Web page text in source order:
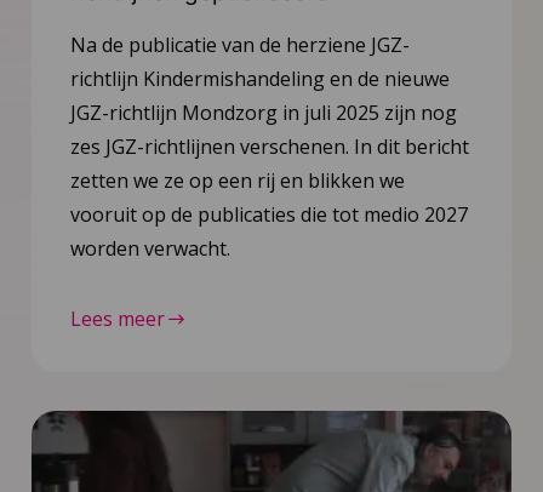
Na de publicatie van de herziene JGZ-
richtlijn Kindermishandeling en de nieuwe
JGZ-richtlijn Mondzorg in juli 2025 zijn nog
zes JGZ-richtlijnen verschenen. In dit bericht
zetten we ze op een rij en blikken we
vooruit op de publicaties die tot medio 2027
worden verwacht.
Lees meer